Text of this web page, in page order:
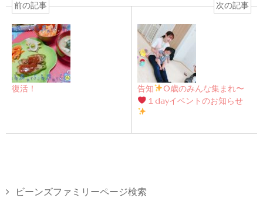
前の記事
復活！
次の記事
告知
0歳のみんな集まれ〜
１dayイベントのお知らせ
ビーンズファミリーページ検索